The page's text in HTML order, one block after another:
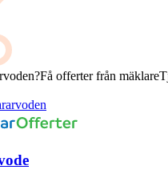
Få offerter från mäklare